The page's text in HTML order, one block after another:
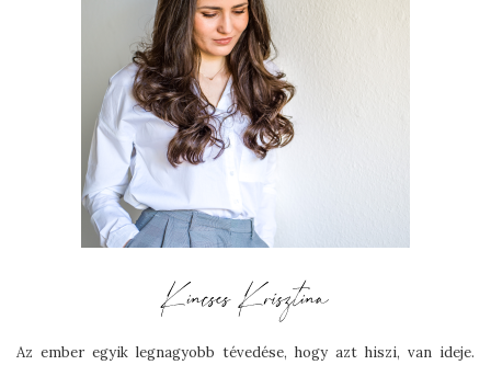
Az ember egyik legnagyobb tévedése, hogy azt hiszi, van ideje.